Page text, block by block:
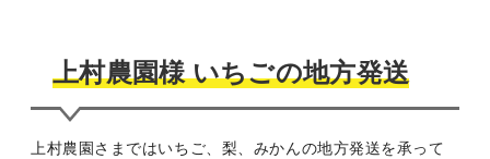
上村農園様 いちごの地方発送
上村農園さまではいちご、梨、みかんの地方発送を承って